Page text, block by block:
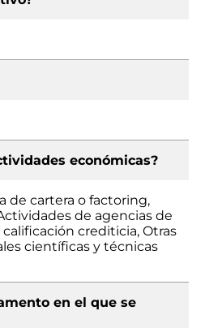
económicas?
de cartera o factoring,
de agencias de
crediticia, Otras
científicas y técnicas
en el que se